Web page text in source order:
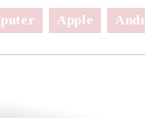
Apple